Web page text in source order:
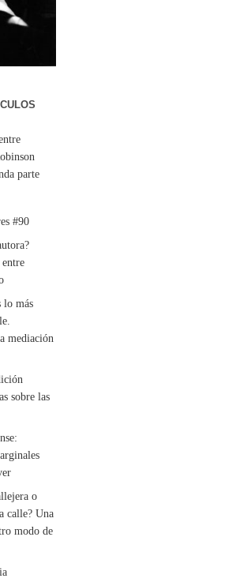
parte
#90
lo más
mediación
sobre las
o
calle? Una
modo de